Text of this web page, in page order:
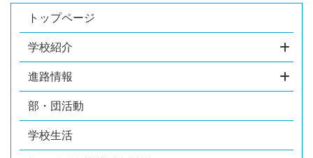
トップページ
学校紹介
進路情報
部・団活動
学校生活